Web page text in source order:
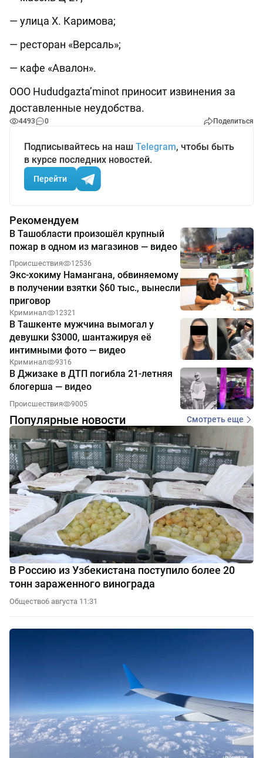
— улица Х. Каримова;
— ресторан «Версаль»;
— кафе «Авалон».
OOO Hududgazta’minot приносит извинения за
доставленные неудобства.
4493 0 Поделиться
Подписывайтесь на наш Telegram, чтобы быть
в курсе последних новостей.
Перейти
Рекомендуем
В Ташобласти произошёл крупный
пожар в одном из магазинов — видео
Происшествия 12536
Экс-хокиму Намангана, обвиняемому
в получении взятки $60 тыс., вынесли
приговор
Криминал 12321
В Ташкенте мужчина вымогал у
девушки $3000, шантажируя её
интимными фото — видео
Криминал 9316
В Джизаке в ДТП погибла 21-летняя
блогерша — видео
Происшествия 9005
Популярные новости Смотреть еще
В Россию из Узбекистана поступило более 20
тонн зараженного винограда
Общество6 августа 11:31